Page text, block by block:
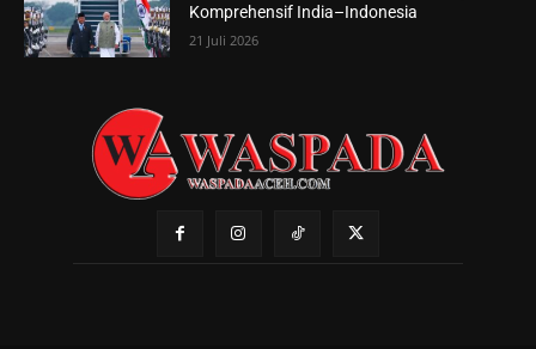
Komprehensif India–Indonesia
21 Juli 2026